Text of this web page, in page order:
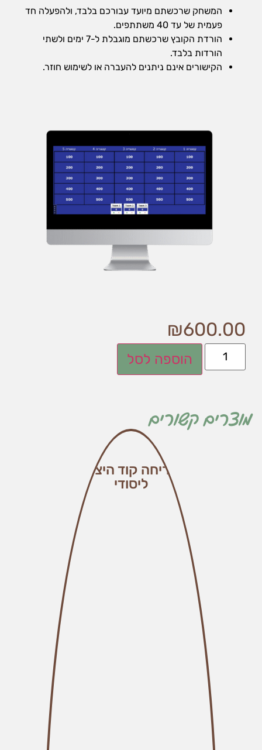
המשחק שרכשתם מיועד עבורכם בלבד, ולהפעלה חד
פעמית של עד 40 משתתפים.
הורדת הקובץ שרכשתם מוגבלת ל-7 ימים ולשתי
הורדות בלבד.
הקישורים אינם ניתנים להעברה או לשימוש חוזר.
₪600.00
הוספה לסל
מוצרים קשורים
חדר בריחה קוד היצירתיות
ליסודי
וההתנהגות
שלכם
באתר, אתן